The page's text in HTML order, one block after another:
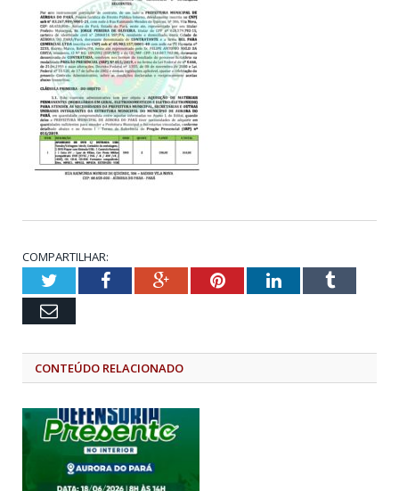
COMPARTILHAR:
TwitterFacebookGoogle+PinterestLinkedInTumblr
Email
CONTEÚDO RELACIONADO